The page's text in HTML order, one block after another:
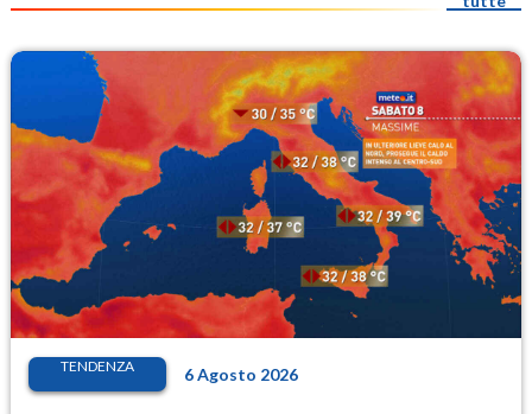
TENDENZA 6 Agosto 2026